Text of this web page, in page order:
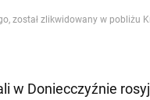
został zlikwidowany w pobliżu
w Doniecczyźnie